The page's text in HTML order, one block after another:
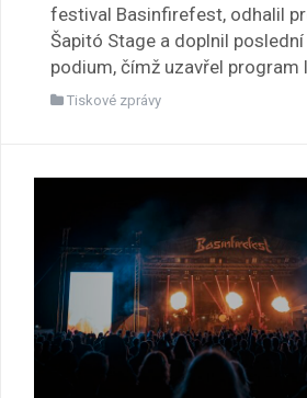
festival Basinfirefest, odhalil
Šapitó Stage a doplnil poslední
podium, čímž uzavřel program
Tiskové zprávy